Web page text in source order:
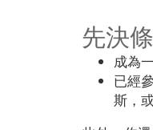
先決
成為
已經
斯，